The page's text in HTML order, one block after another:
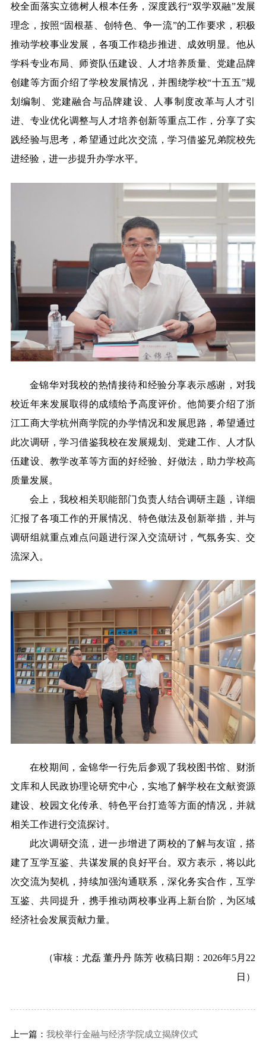
校全面落实立德树人根本任务，深度践行“双学双融”发展
理念，按照“固根基、创特色、争一流”的工作要求，积极
推动学校事业发展 ， 各项工作稳步推进、成效明显。他从
学科专业布局、师资队伍建设、人才培养质量、党建品牌
创建等方面介绍了学校发展情况，并围绕学校“十五五”规
划编制、党建融合与品牌建设、人事制度改革与人才引
进、专业优化调整与人才培养创新等重点工作，分享了实
践经验与思考，希望通过此次交流，学习借鉴兄弟院校先
进经验，进一步提升办学水平。
金锦华对我校的热情接待和经验分享表示感谢，对我
校近年来发展取得的成绩给予高度评价。他简要介绍了浙
江工商大学杭州商学院的办学情况和发展思路，希望通过
此次调研，学习借鉴我校在发展规划、党建工作、人才队
伍建设、教学改革等方面的好经验、好做法，助力学校高
质量发展。
会上，我校相关职能部门负责人结合调研主题，详细
汇报了各项工作的开展情况、特色做法及创新举措，并与
调研组就重点难点问题进行深入交流研讨，气氛务实、交
流深入。
在校期间， 金锦华一行先后参观了我校图书馆、财浙
文库和人民政协理论研究中心，实地了解学校在文献资源
建设、校园文化传承、特色平台打造等方面的情况，并就
相关工作进行交流探讨。
此次调研交流，进一步增进了两校的了解与友谊，搭
建了互学互鉴、共谋发展的良好平台。双方表示，将以此
次交流为契机，持续加强沟通联系，深化务实合作，互学
互鉴、共同提升，携手推动两校事业再上新台阶，为区域
经济社会发展贡献力量。
（审核：尤磊 董丹丹 陈芳 收稿日期：2026年5月22
日）
上一篇： 我校举行金融与经济学院成立揭牌仪式